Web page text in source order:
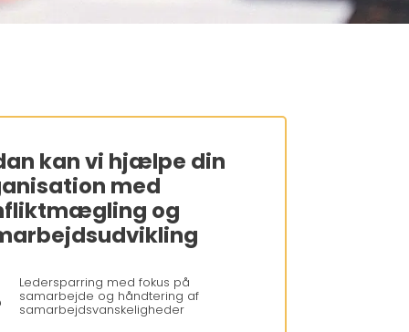
kan vi hjælpe din
med
og
Ledersparring med fokus på
samarbejde og håndtering af
samarbejdsvanskeligheder